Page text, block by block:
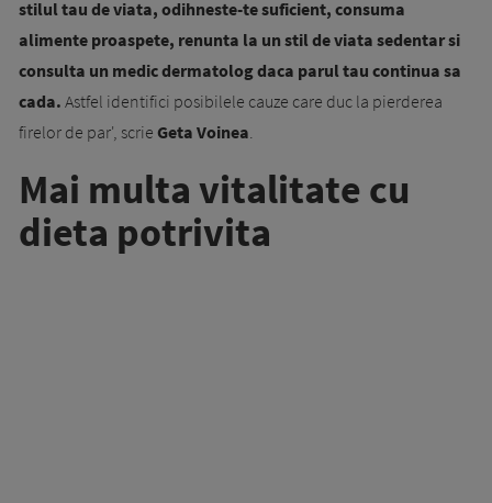
stilul tau de viata, odihneste-te suficient, con­suma
alimente proas­pete, renunta la un stil de viata sedentar si
consulta un medic der­ma­to­log daca parul tau continua sa
cada. Astfel i­den­­tifici posibilele cauze care duc la pier­de­rea
firelor de par', scrie Geta Voinea.
Mai multa vitalitate cu
dieta potrivita